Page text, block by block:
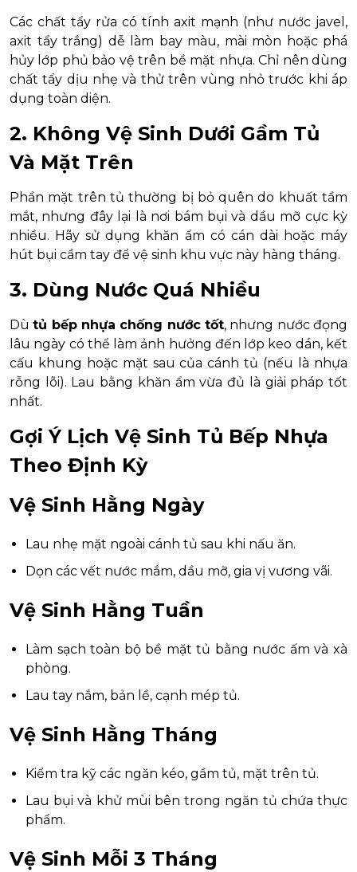
Các chất tẩy rửa có tính axit mạnh (như nước javel,
axit tẩy trắng) dễ làm bay màu, mài mòn hoặc phá
hủy lớp phủ bảo vệ trên bề mặt nhựa. Chỉ nên dùng
chất tẩy dịu nhẹ và thử trên vùng nhỏ trước khi áp
dụng toàn diện.
2. Không Vệ Sinh Dưới Gầm Tủ
Và Mặt Trên
Phần mặt trên tủ thường bị bỏ quên do khuất tầm
mắt, nhưng đây lại là nơi bám bụi và dầu mỡ cực kỳ
nhiều. Hãy sử dụng khăn ẩm có cán dài hoặc máy
hút bụi cầm tay để vệ sinh khu vực này hàng tháng.
3. Dùng Nước Quá Nhiều
Dùtủ bếp nhựa chống nước tốt, nhưng nước đọng
lâu ngày có thể làm ảnh hưởng đến lớp keo dán, kết
cấu khung hoặc mặt sau của cánh tủ (nếu là nhựa
rỗng lõi). Lau bằng khăn ẩm vừa đủ là giải pháp tốt
nhất.
Gợi Ý Lịch Vệ Sinh Tủ Bếp Nhựa
Theo Định Kỳ
Vệ Sinh Hằng Ngày
Lau nhẹ mặt ngoài cánh tủ sau khi nấu ăn.
Dọn các vết nước mắm, dầu mỡ, gia vị vương vãi.
Vệ Sinh Hằng Tuần
Làm sạch toàn bộ bề mặt tủ bằng nước ấm và xà
phòng.
Lau tay nắm, bản lề, cạnh mép tủ.
Vệ Sinh Hằng Tháng
Kiểm tra kỹ các ngăn kéo, gầm tủ, mặt trên tủ.
Lau bụi và khử mùi bên trong ngăn tủ chứa thực
phẩm.
Vệ Sinh Mỗi 3 Tháng